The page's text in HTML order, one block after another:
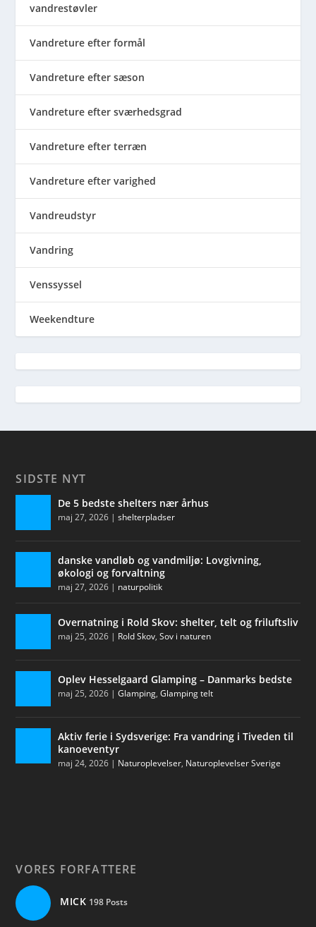
vandrestøvler
Vandreture efter formål
Vandreture efter sæson
Vandreture efter sværhedsgrad
Vandreture efter terræn
Vandreture efter varighed
Vandreudstyr
Vandring
Venssyssel
Weekendture
SIDSTE NYT
De 5 bedste shelters nær århus
maj 27, 2026 |shelterpladser
danske vandløb og vandmiljø: Lovgivning,
økologi og forvaltning
maj 27, 2026 | naturpolitik
Overnatning i Rold Skov: shelter, telt og friluftsliv
maj 25, 2026 | Rold Skov,Sov i naturen
Oplev Hesselgaard Glamping – Danmarks bedste
maj 25, 2026 |Glamping,Glamping telt
Aktiv ferie i Sydsverige: Fra vandring i Tiveden til
kanoeventyr
maj 24, 2026 | Naturoplevelser, Naturoplevelser Sverige
VORES FORFATTERE
MICK 198 Posts